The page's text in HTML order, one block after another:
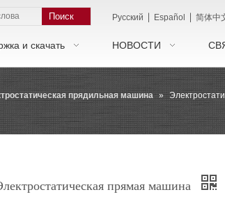
Поиск Pусский Español 简体中
и скачать НОВОСТИ
прядильная машина »
прямая машина